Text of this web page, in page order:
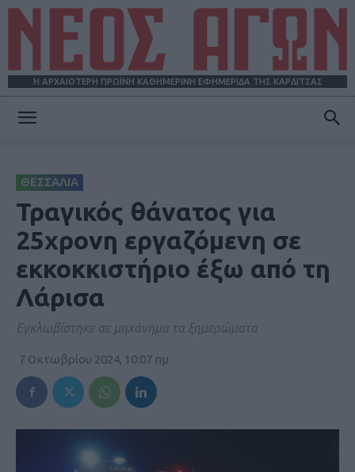
Η ΑΡΧΑΙΟΤΕΡΗ ΠΡΩΪΝΗ ΚΑΘΗΜΕΡΙΝΗ ΕΦΗΜΕΡΙΔΑ ΤΗΣ ΚΑΡΔΙΤΣΑΣ
ΘΕΣΣΑΛΙΑ
Τραγικός θάνατος για
25χρονη εργαζόμενη σε
εκκοκκιστήριο έξω από τη
Λάρισα
Εγκλωβίστηκε σε μηχάνημα τα ξημερώματα
7 Οκτωβρίου 2024, 10:07 πμ